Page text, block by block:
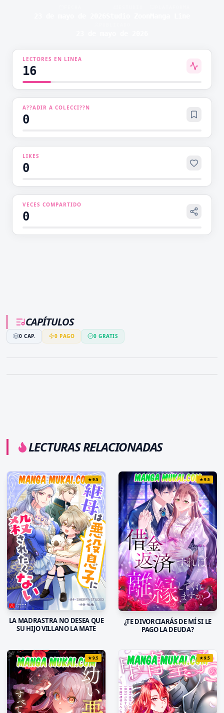
unidos como doctora y paciente…
LECTORES EN LINEA
16
A??ADIR A COLECCI??N
0
LIKES
0
VECES COMPARTIDO
0
CAPÍTULOS
0 CAP. 0 PAGO 0 GRATIS
LECTURAS RELACIONADAS
★9.5
LA MADRASTRA NO DESEA QUE
SU HIJO VILLANO LA MATE
★9.5
¿TE DIVORCIARÁS DE MÍ SI LE
PAGO LA DEUDA?
★9.5 ★9.5